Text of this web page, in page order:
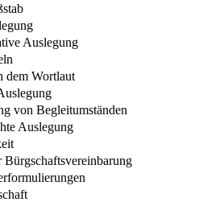
Auslegung
dem Wortlaut
von Begleitumständen
Auslegung